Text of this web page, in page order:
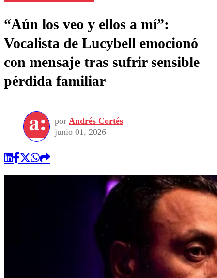
“Aún los veo y ellos a mí”:
Vocalista de Lucybell emocionó
con mensaje tras sufrir sensible
pérdida familiar
por Andrés Cortés
junio 01, 2026